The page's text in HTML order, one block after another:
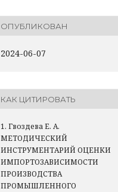
ОПУБЛИКОВАН
2024-06-07
КАК ЦИТИРОВАТЬ
1. Гвоздева Е. А.
МЕТОДИЧЕСКИЙ
ИНСТРУМЕНТАРИЙ ОЦЕНКИ
ИМПОРТОЗАВИСИМОСТИ
ПРОИЗВОДСТВА
ПРОМЫШЛЕННОГО